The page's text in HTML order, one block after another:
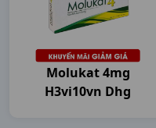
Molukat 4mg
H3vi10vn Dhg